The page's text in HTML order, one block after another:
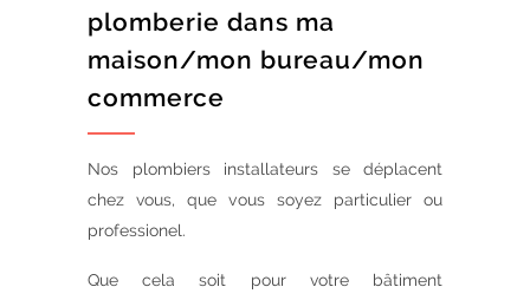
plomberie dans ma
maison/mon bureau/mon
commerce
Nos plombiers installateurs se déplacent
chez vous, que vous soyez particulier ou
professionel.
Que cela soit pour votre bâtiment